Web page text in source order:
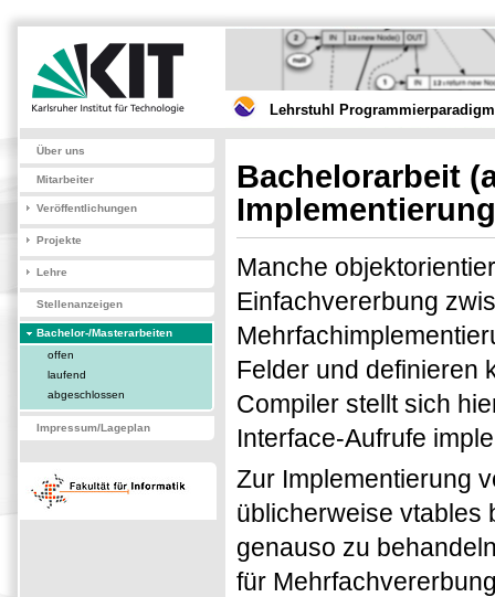
Lehrstuhl
Über uns
Mitarbeiter
Veröffentlichungen
Projekte
Lehre
Stellenanzeigen
Bachelor-/Masterarbeiten
offen
laufend
abgeschlossen
Impressum/Lageplan
Bachelorarbeit
Manche
Einfachvererbung
Felder und definieren
Compiler stellt sich
Interface-Aufrufe
Zur Implementierung
üblicherweise vtables
genauso zu
für